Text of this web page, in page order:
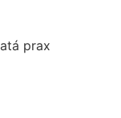
prax